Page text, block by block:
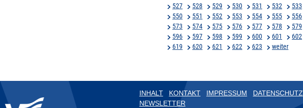
527
528 529 530 531 532 533
550
551 552 553 554 555 556
573
574 575 576 577 578 579
596
597 598 599 600 601 602
619
620 621 622 623 weiter
INHALT KONTAKT IMPRESSUM DATENSCHUTZ
NEWSLETTER